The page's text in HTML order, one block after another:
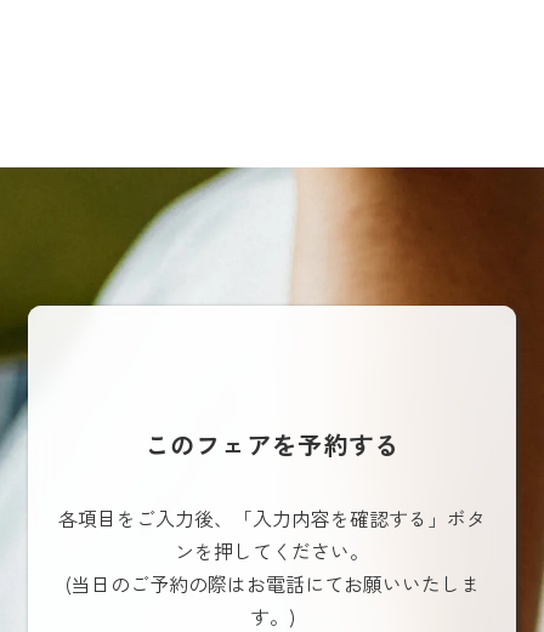
このフェアを予約する
各項目をご入力後、「入力内容を確認する」ボタ
ンを押してください。
(当日のご予約の際はお電話にてお願いいたしま
す。)